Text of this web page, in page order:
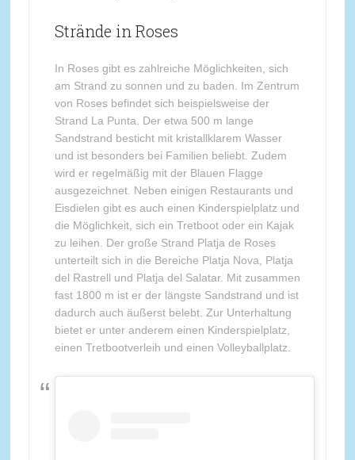
Strände in Roses
In Roses gibt es zahlreiche Möglichkeiten, sich
am Strand zu sonnen und zu baden. Im Zentrum
von Roses befindet sich beispielsweise der
Strand La Punta. Der etwa 500 m lange
Sandstrand besticht mit kristallklarem Wasser
und ist besonders bei Familien beliebt. Zudem
wird er regelmäßig mit der Blauen Flagge
ausgezeichnet. Neben einigen Restaurants und
Eisdielen gibt es auch einen Kinderspielplatz und
die Möglichkeit, sich ein Tretboot oder ein Kajak
zu leihen. Der große Strand Platja de Roses
unterteilt sich in die Bereiche Platja Nova, Platja
del Rastrell und Platja del Salatar. Mit zusammen
fast 1800 m ist er der längste Sandstrand und ist
dadurch auch äußerst belebt. Zur Unterhaltung
bietet er unter anderem einen Kinderspielplatz,
einen Tretbootverleih und einen Volleyballplatz.